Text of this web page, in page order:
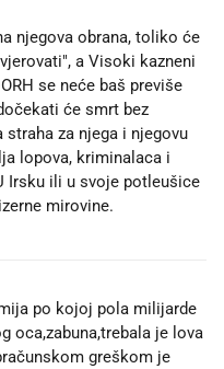
njegova obrana, toliko će
a Visoki kazneni
se neće baš previše
će smrt bez
straha za njega i njegovu
lopova, kriminalaca i
Irsku ili u svoje potleušice
mirovine.
po kojoj pola milijarde
oca,zabuna,trebala je lova
greškom je